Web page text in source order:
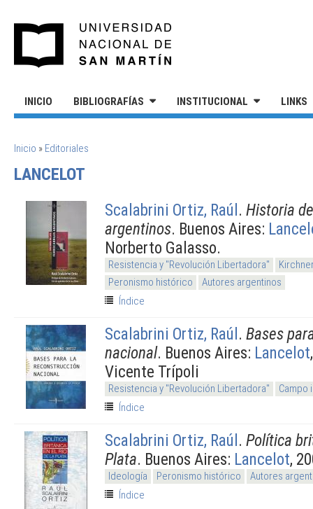
INICIO BIBLIOGRAFÍAS INSTITUCIONAL LINKS
SE ENCUENTRA USTED AQUÍ
Inicio » Editoriales
LANCELOT
Scalabrini Ortiz, Raúl. Historia
argentinos. Buenos Aires:
Norberto Galasso.
Resistencia y "Revolución Libertadora"
Peronismo histórico
Autores argentinos
Índice
Scalabrini Ortiz, Raúl. Bases
nacional. Buenos Aires: Lancelot
Vicente Trípoli
Resistencia y "Revolución Libertadora"
Campo
Índice
Scalabrini Ortiz, Raúl. Política
Plata. Buenos Aires: Lancelot,
Ideología Peronismo histórico
Autores
Índice